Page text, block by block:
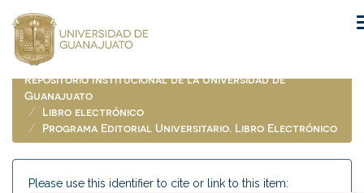
navigation
Repositorio Institucional de la Universidad de
Guanajuato
Libro electrónico
Programa Editorial Universitario. Libro Electrónico
Please use this identifier to cite or link to this item: